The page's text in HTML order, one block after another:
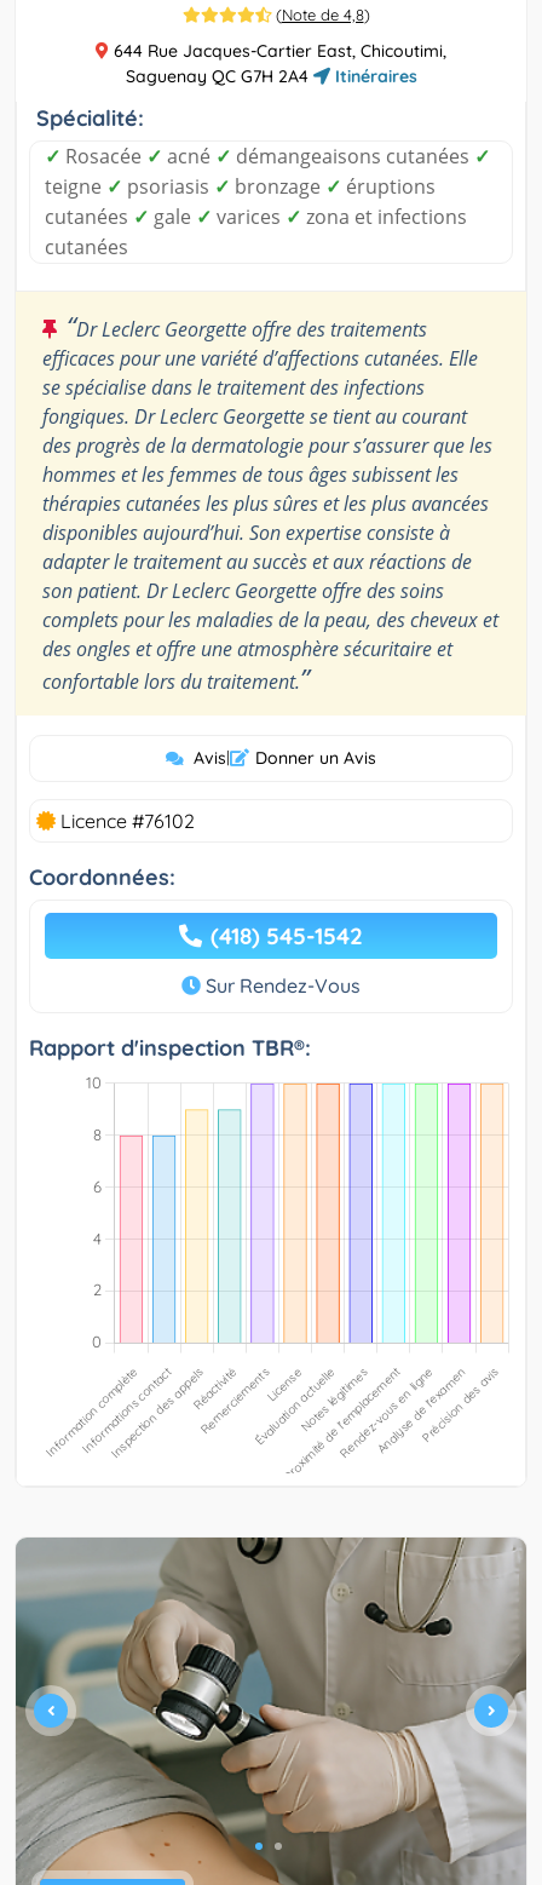
(Note de 4,8)
644 Rue Jacques-Cartier East, Chicoutimi,
Saguenay QC G7H 2A4
Itinéraires
Spécialité:
✓ Rosacée ✓ acné ✓ démangeaisons cutanées ✓
teigne ✓ psoriasis ✓ bronzage ✓ éruptions
cutanées ✓ gale ✓ varices ✓ zona et infections
cutanées
“Dr Leclerc Georgette offre des traitements
efficaces pour une variété d’affections cutanées. Elle
se spécialise dans le traitement des infections
fongiques. Dr Leclerc Georgette se tient au courant
des progrès de la dermatologie pour s’assurer que les
hommes et les femmes de tous âges subissent les
thérapies cutanées les plus sûres et les plus avancées
disponibles aujourd’hui. Son expertise consiste à
adapter le traitement au succès et aux réactions de
son patient. Dr Leclerc Georgette offre des soins
complets pour les maladies de la peau, des cheveux et
des ongles et offre une atmosphère sécuritaire et
confortable lors du traitement.”
Avis| Donner un Avis
Licence #76102
Coordonnées:
(418) 545-1542
Sur Rendez-Vous
Rapport d'inspection TBR®: